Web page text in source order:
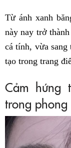
Từ ánh xanh
này nay trở
cá tính, vừa sang
tạo trong trang
Cảm hứng
trong phong